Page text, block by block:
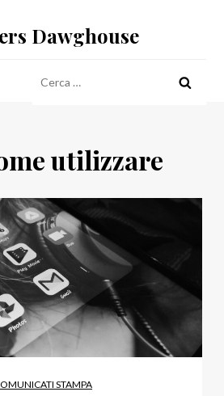
Dawghouse
per:
utilizzare
STAMPA